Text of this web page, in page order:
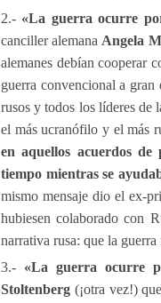
2.- «La guerra ocurre
canciller alemana Angela
alemanes debían cooperar
guerra convencional a gran
rusos y todos los líderes de
el más ucranófilo y el más
en aquellos acuerdos
tiempo mientras se
mismo mensaje dio el ex-
hubiesen colaborado con
narrativa rusa: que la
3.- «La guerra ocurre
Stoltenberg (¡otra vez!)